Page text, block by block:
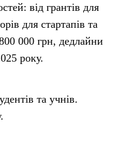
від грантів для
для стартапів та
000 грн, дедлайни
року.
та учнів.